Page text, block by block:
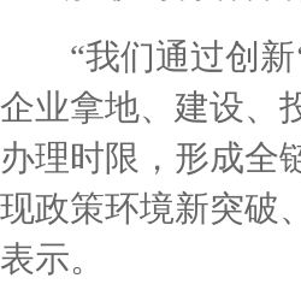
“我们通过创新‘
企业拿地、建设、
办理时限，形成全
现政策环境新突破
表示。